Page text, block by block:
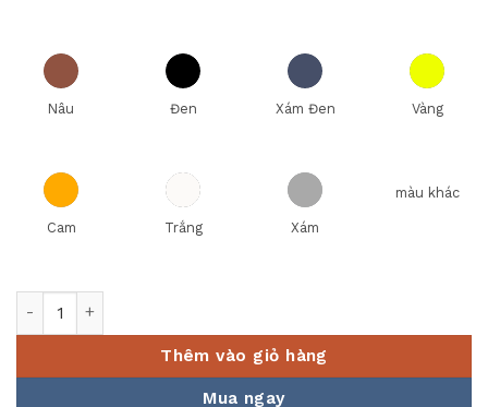
Nâu Đen Xám Đen Vàng
Cam Trắng Xám
màu khác
Thêm vào giỏ hàng
Mua ngay